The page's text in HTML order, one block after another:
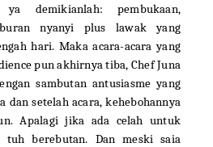
ya demikianlah: pembukaan,
nyanyi plus lawak yang
hari. Maka acara-acara yang
pun akhirnya tiba, Chef Juna
sambutan antusiasme yang
dan setelah acara, kehebohannya
Apalagi jika ada celah untuk
berebutan. Dan meski saia